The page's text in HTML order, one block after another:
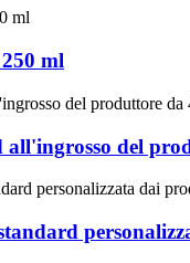
ml
del